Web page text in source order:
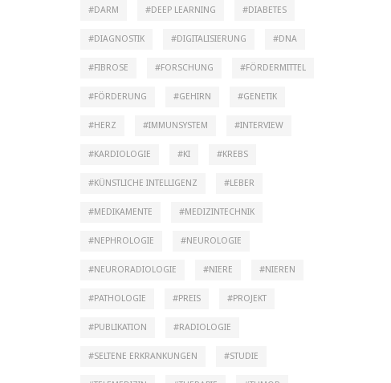
DARM DEEP LEARNING DIABETES
DIAGNOSTIK DIGITALISIERUNG DNA
FIBROSE FORSCHUNG FÖRDERMITTEL
FÖRDERUNG GEHIRN GENETIK
HERZ IMMUNSYSTEM INTERVIEW
KARDIOLOGIE KI KREBS
KÜNSTLICHE INTELLIGENZ LEBER
MEDIKAMENTE MEDIZINTECHNIK
NEPHROLOGIE NEUROLOGIE
NEURORADIOLOGIE NIERE NIEREN
PATHOLOGIE PREIS PROJEKT
PUBLIKATION RADIOLOGIE
SELTENE ERKRANKUNGEN STUDIE